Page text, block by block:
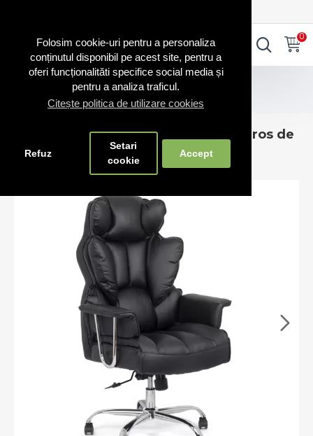
Folosim cookie-uri pentru a personaliza
conținutul disponibil pe acest site, pentru a
oferi funcționalităti specifice social media și
pentru a analiza traficul.
Citește politica de utilizare cookies
Refuz
Setari
cookie
Accept
0
Scaune business
Scaun de birou căptușit cu burete gros de 8 cm
Scaun de birou căptușit cu burete gros de
8 cm